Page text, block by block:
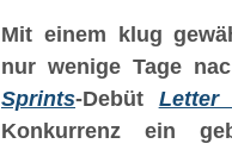
Mit einem klug
nur wenige Tage
Sprints-Debüt Letter
Konkurrenz ein